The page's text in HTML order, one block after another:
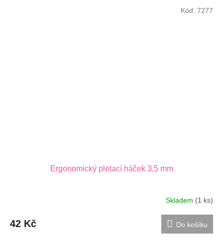
Ergonomický pletací háček 3,5 mm
Skladem (1 ks)
42 Kč Do košíku
Kód: 7277